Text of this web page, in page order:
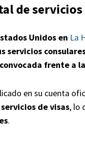
de
Unidos en La
servicios
frente a
en su cuenta
de visas, lo
.